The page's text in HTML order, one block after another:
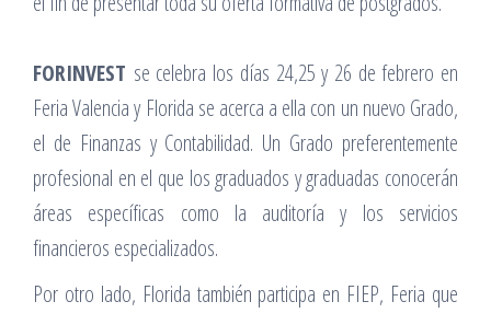
FORINVEST se celebra los días 24,25 y 26 de febrero en
Feria Valencia y Florida se acerca a ella con un nuevo Grado,
el de Finanzas y Contabilidad. Un Grado preferentemente
profesional en el que los graduados y graduadas conocerán
áreas específicas como la auditoría y los servicios
financieros especializados.
Por otro lado, Florida también participa en FIEP, Feria que